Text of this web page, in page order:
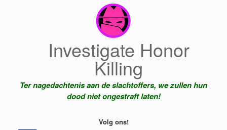
Investigate Honor
Killing
Ter nagedachtenis aan de slachtoffers, we zullen hun
dood niet ongestraft laten!
Volg ons!